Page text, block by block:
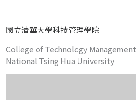
國立清華大學科技管理學院
College of Technology Management
National Tsing Hua University